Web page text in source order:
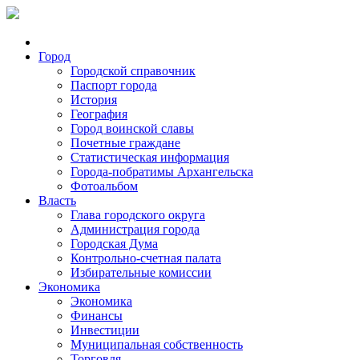
Город
Городской справочник
Паспорт города
История
География
Город воинской славы
Почетные граждане
Статистическая информация
Города-побратимы Архангельска
Фотоальбом
Власть
Глава городского округа
Администрация города
Городская Дума
Контрольно-счетная палата
Избирательные комиссии
Экономика
Экономика
Финансы
Инвестиции
Муниципальная собственность